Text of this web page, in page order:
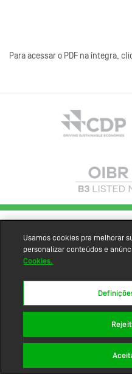
Para acessar o PDF na íntegra,
Usamos cookies pra melhorar
personalizar conteúdos e
Cookies.